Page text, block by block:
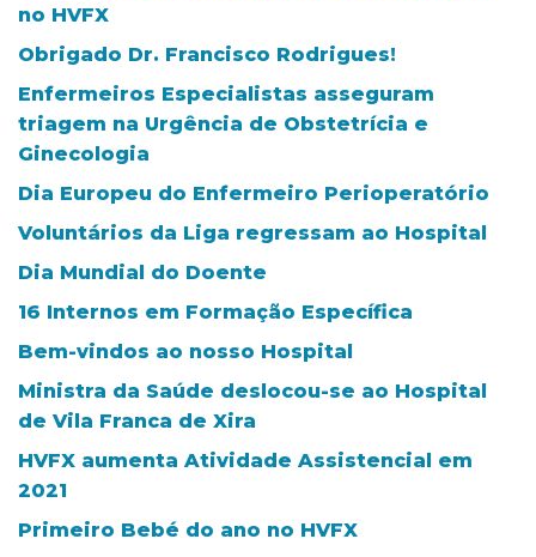
no HVFX
Obrigado Dr. Francisco Rodrigues!
Enfermeiros Especialistas asseguram
triagem na Urgência de Obstetrícia e
Ginecologia
Dia Europeu do Enfermeiro Perioperatório
Voluntários da Liga regressam ao Hospital
Dia Mundial do Doente
16 Internos em Formação Específica
Bem-vindos ao nosso Hospital
Ministra da Saúde deslocou-se ao Hospital
de Vila Franca de Xira
HVFX aumenta Atividade Assistencial em
2021
Primeiro Bebé do ano no HVFX